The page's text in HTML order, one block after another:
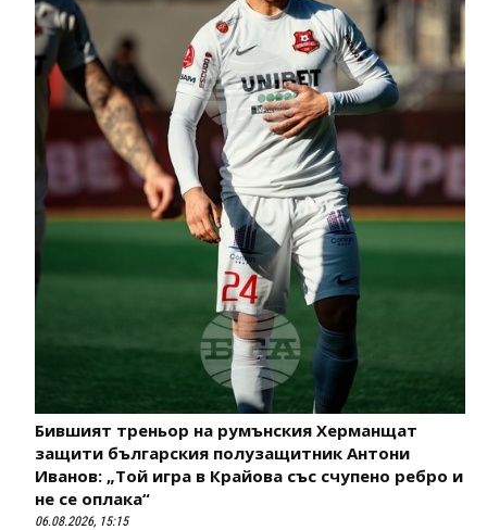
Бившият треньор на румънския Херманщат
защити българския полузащитник Антони
Иванов: „Той игра в Крайова със счупено ребро и
не се оплака“
06.08.2026, 15:15